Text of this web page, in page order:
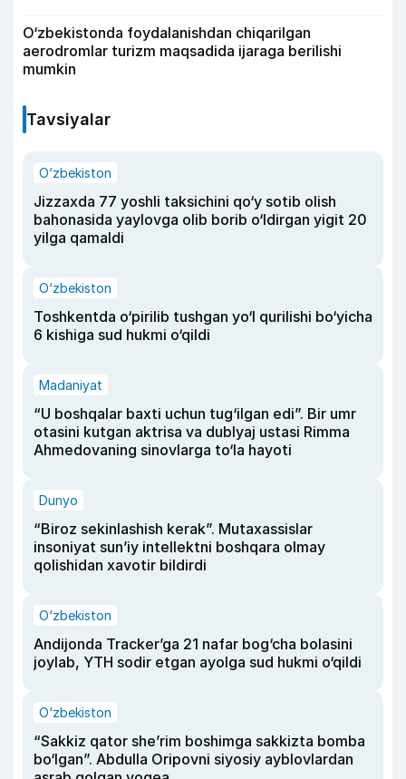
O‘zbekistonda foydalanishdan chiqarilgan
aerodromlar turizm maqsadida ijaraga berilishi
mumkin
Tavsiyalar
O‘zbekiston
Jizzaxda 77 yoshli taksichini qo‘y sotib olish
bahonasida yaylovga olib borib o‘ldirgan yigit 20
yilga qamaldi
O‘zbekiston
Toshkentda o‘pirilib tushgan yo‘l qurilishi bo‘yicha
6 kishiga sud hukmi o‘qildi
Madaniyat
“U boshqalar baxti uchun tug‘ilgan edi”. Bir umr
otasini kutgan aktrisa va dublyaj ustasi Rimma
Ahmedovaning sinovlarga to‘la hayoti
Dunyo
“Biroz sekinlashish kerak”. Mutaxassislar
insoniyat sun’iy intellektni boshqara olmay
qolishidan xavotir bildirdi
O‘zbekiston
Andijonda Tracker’ga 21 nafar bog‘cha bolasini
joylab, YTH sodir etgan ayolga sud hukmi o‘qildi
O‘zbekiston
“Sakkiz qator she’rim boshimga sakkizta bomba
bo‘lgan”. Abdulla Oripovni siyosiy ayblovlardan